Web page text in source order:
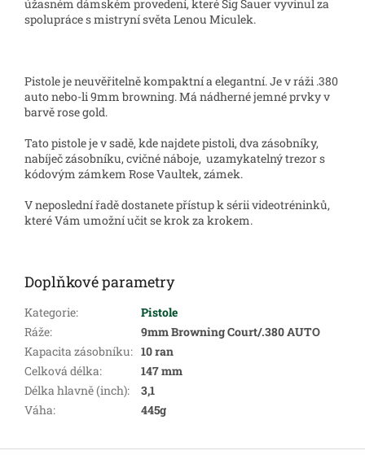
úžasném dámském provedení, které Sig Sauer vyvinul za
spolupráce s mistryní světa Lenou Miculek.
Pistole je neuvěřitelně kompaktní a elegantní. Je v ráži .380
auto nebo-li 9mm browning. Má nádherné jemné prvky v
barvě rose gold.
Tato pistole je v sadě, kde najdete pistoli, dva zásobníky,
nabíječ zásobníku, cvičné náboje, uzamykatelný trezor s
kódovým zámkem Rose Vaultek, zámek.
V neposlední řadě dostanete přístup k sérii videotréninků,
které Vám umožní učit se krok za krokem.
Doplňkové parametry
Kategorie:
Pistole
Ráže:
9mm Browning Court/.380 AUTO
Kapacita zásobníku: 10 ran
Celková délka:
147 mm
Délka hlavně (inch):
3,1
Váha: 445g
Z